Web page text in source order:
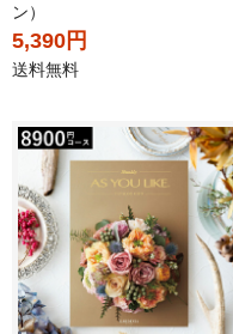
ン）
5,390円
送料無料